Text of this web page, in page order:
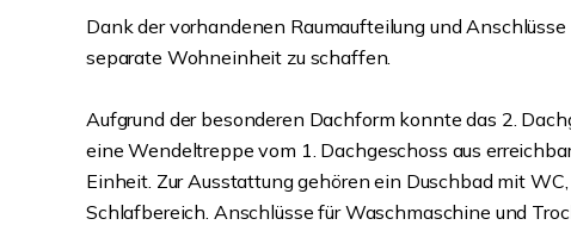
Dank der vorhandenen Raumaufteilung und
separate Wohneinheit zu schaffen.
Aufgrund der besonderen Dachform konnte das 2.
eine Wendeltreppe vom 1. Dachgeschoss aus
Einheit. Zur Ausstattung gehören ein Duschbad mit
Schlafbereich. Anschlüsse für Waschmaschine und